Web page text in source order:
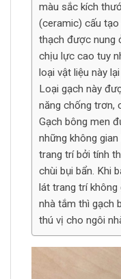
màu sắc kích
(ceramic) cấu
thạch được nung
chịu lực cao tuy
loại vật liệu này
Loại gạch này
năng chống trơn,
Gạch bông men
những không
trang trí bởi tính
chùi bụi bẩn. Khi
lát trang trí không
nhà tắm thì gạch
thú vị cho ngôi